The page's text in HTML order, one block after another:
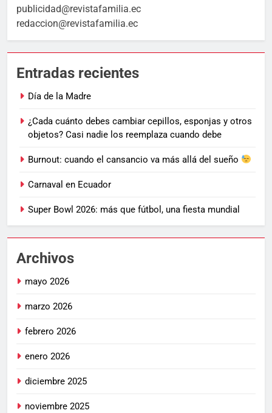
publicidad@revistafamilia.ec
redaccion@revistafamilia.ec
Entradas recientes
Día de la Madre
¿Cada cuánto debes cambiar cepillos, esponjas y otros
objetos? Casi nadie los reemplaza cuando debe
Burnout: cuando el cansancio va más allá del sueño
Carnaval en Ecuador
Super Bowl 2026: más que fútbol, una fiesta mundial
Archivos
mayo 2026
marzo 2026
febrero 2026
enero 2026
diciembre 2025
noviembre 2025